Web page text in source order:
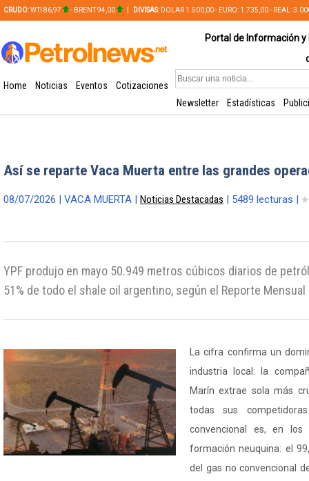
CRUDO: WTI 86,97 - BRENT 94,00 DIVISAS: DOLAR 1.500,00 - EURO: 1.735,00 - REAL:
Portal de Información
Home Noticias Eventos
Cotizaciones
Newsletter
Estadísticas
Así se reparte Vaca Muerta entre las grandes
08/07/2026 | VACA MUERTA | Noticias Destacadas | 5489 lecturas |
YPF produjo en mayo 50.949 metros cúbicos diarios de
51% de todo el shale oil argentino, según el Reporte Mensual
La cifra confirma un
industria local: la
Marín extrae sola más
todas sus
convencional es, en
formación neuquina: el
del gas no convencional